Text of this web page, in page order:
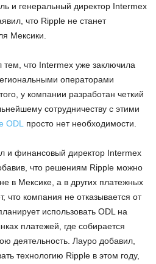
и генеральный директор Intermex
что Ripple не станет
Мексики.
что Intermex уже заключила
операторами
у компании разработан четкий
сотрудничеству с этими
ODL просто нет необходимости.
и финансовый директор Intermex
что решениям Ripple можно
в Мексике, а в других платежных
что компания не отказывается от
использовать ODL на
платежей, где собирается
деятельность. Лауро добавил,
технологию Ripple в этом году,